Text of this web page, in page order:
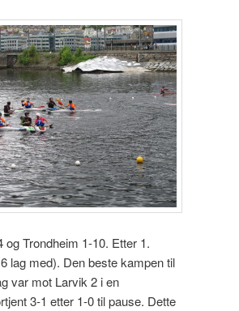
Trondheim 1-10. Etter 1.
lag med). Den beste kampen til
var mot Larvik 2 i en
3-1 etter 1-0 til pause. Dette